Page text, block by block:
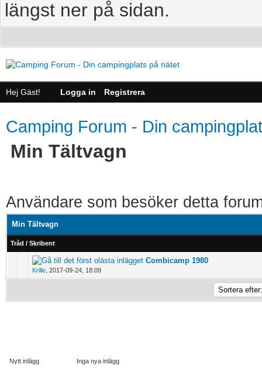
längst ner på sidan.
Hej Gäst! Logga in Registrera
Camping Forum - Din
Min Tältvagn
Användare som besöker detta
Min Tältvagn
Tråd / Skribent
Combicamp 1980
Krille 2017-09-24, 18:09
0 Vote(s) - 0 out of 5 in Average
Nytt inlägg
Inga nya inlägg